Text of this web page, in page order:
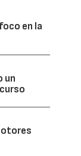
en la
un